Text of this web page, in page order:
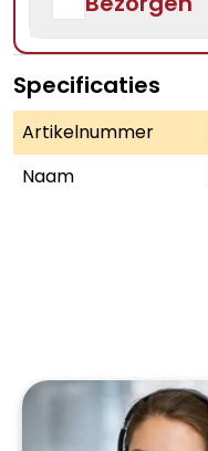
Specificaties
Artikelnummer
Naam